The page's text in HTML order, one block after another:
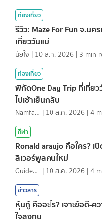
ท่องเที่ยว
รีวิว: Maze For Fun จ.น
เที่ยววันแม่
นัยใจ | 10 ส.ค. 2026 | 3 min
ท่องเที่ยว
พิกัดOne Day Trip ที่เที่ย
ไปเช้าเย็นกลับ
NamfahPhupha | 10 ส.ค. 2026 |4
กีฬา
Ronald araujo คือใคร? เ
ลิเวอร์พูลคนใหม่
GuideKop | 10 ส.ค. 2026 |4
ข่าวสาร
หุ้นกู้ คืออะไร? เจาะข้อดี-
ใจลงทุน